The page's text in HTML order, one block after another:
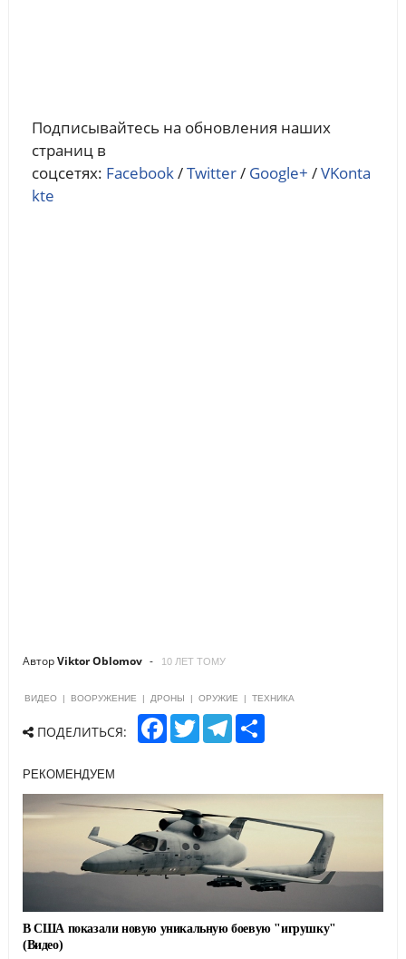
Подписывайтесь на обновления наших
страниц в
соцсетях: Facebook/Twitter/ Google+ /VKonta
kte
АвторViktor Oblomov 10 ЛЕТ ТОМУ
ВИДЕО | ВООРУЖЕНИЕ | ДРОНЫ | ОРУЖИЕ | ТЕХНИКА
ПОДЕЛИТЬСЯ:
F
o
o
k
T
w
e
r
T
r
m
S
РЕКОМЕНДУЕМ
В США показали новую уникальную боевую "игрушку"
(Видео)